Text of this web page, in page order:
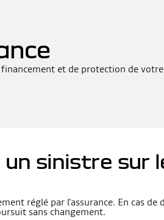
et de protection de votre
sinistre sur
réglé par l'assurance. En cas
sans changement.